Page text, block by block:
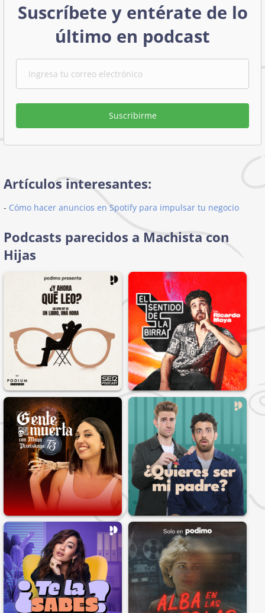
Suscríbete y entérate de lo
último en podcast
Suscribirme
Artículos interesantes:
- Cómo hacer anuncios en Spotify para impulsar tu negocio
Podcasts parecidos a Machista con
Hijas